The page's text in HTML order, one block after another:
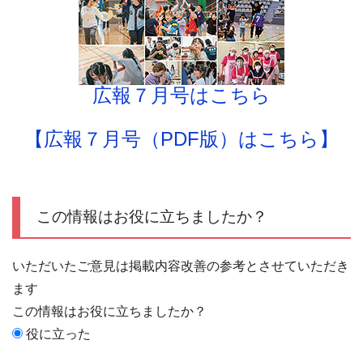
広報７月号はこちら
【広報７月号（PDF版）はこちら】
この情報はお役に立ちましたか？
いただいたご意見は掲載内容改善の参考とさせていただき
ます
この情報はお役に立ちましたか？
役に立った